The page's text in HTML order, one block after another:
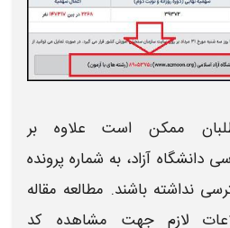
ممکن است علاوه بر
دانشگاه آزاد، به شماره پرونده
نداشته باشند. مطالعه مقاله
لازم جهت مشاهده کد